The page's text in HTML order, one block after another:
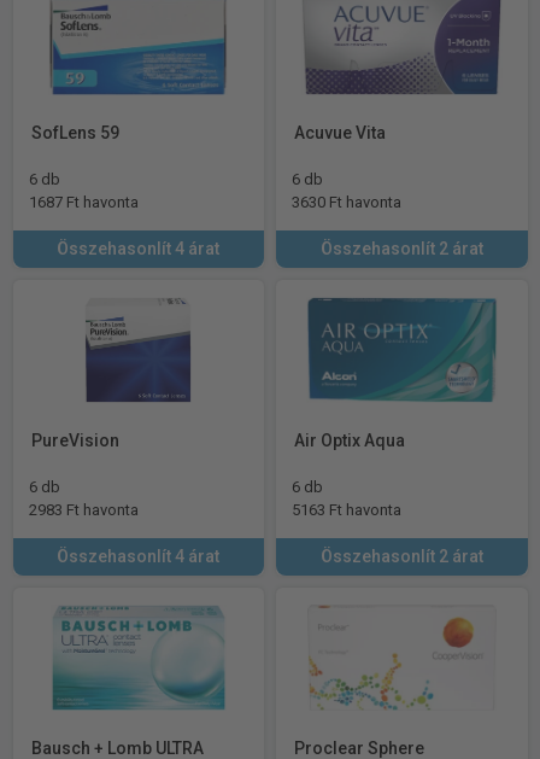
SofLens 59
6 db
1687 Ft havonta
Összehasonlít 4 árat
Acuvue Vita
6 db
3630 Ft havonta
Összehasonlít 2 árat
PureVision
6 db
2983 Ft havonta
Összehasonlít 4 árat
Air Optix Aqua
6 db
5163 Ft havonta
Összehasonlít 2 árat
Bausch + Lomb ULTRA Proclear Sphere